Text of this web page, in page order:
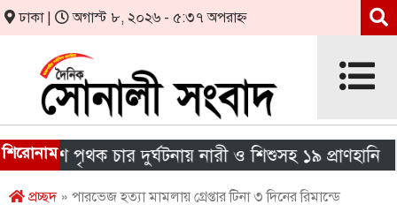
ঢাকা | অগাস্ট ৮, ২০২৬ - ৫:৩৭ অপরাহ্ন
শিরোনাম
পৃথক চার দুর্ঘটনায় নারী ও শিশুসহ ১৯ প্রাণহানি
প্রচ্ছদ» পারভেজ হত্যা মামলায় গ্রেপ্তার টিনা ৩ দিনের রিমান্ডে